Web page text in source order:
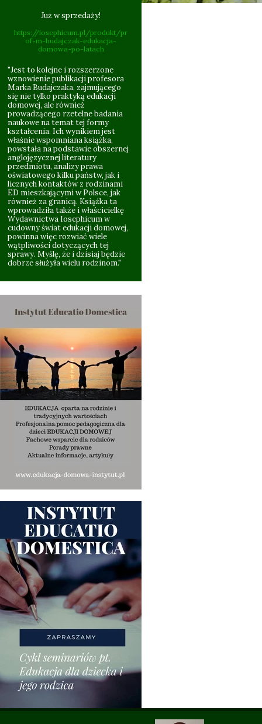
"Jest to kolejne i rozszerzone
wznowienie publikacji profesora
Marka Budajczaka, zajmującego
się nie tylko praktyką edukacji
domowej, ale również
prowadzącego rzetelne badania
naukowe na temat tej formy
kształcenia. Ich wynikiem jest
właśnie wspomniana książka,
powstała na podstawie obszernej
anglojęzycznej literatury
przedmiotu, analizy prawa
oświatowego kilku państw, jak i
licznych kontaktów z rodzinami
ED mieszkającymi w Polsce, jak
również za granicą. Książka ta
wprowadziła także i właścicielkę
Wydawnictwa Iosephicum w
cudowny świat edukacji domowej,
powinna więc rozwiać wiele
wątpliwości dotyczących tej
sprawy. Myślę, że i dzisiaj będzie
dobrze służyła wielu rodzinom."
Już w sprzedaży!
https://iosephicum.pl/produkt/pr
of-m-budajczak-edukacja-
domowa-po-latach